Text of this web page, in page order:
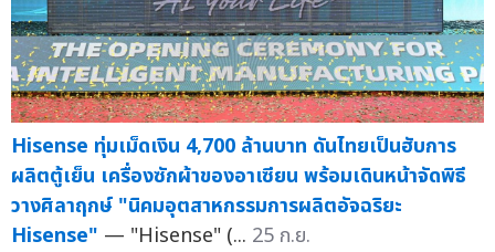
Hisense ทุ่มเม็ดเงิน 4,700 ล้านบาท ดันไทยเป็นฮับการ
ผลิตตู้เย็น เครื่องซักผ้าของอาเซียน พร้อมเดินหน้าจัดพิธี
วางศิลาฤกษ์ "นิคมอุตสาหกรรมการผลิตอัจฉริยะ
Hisense" — "Hisense" (... 25 ก.ย.